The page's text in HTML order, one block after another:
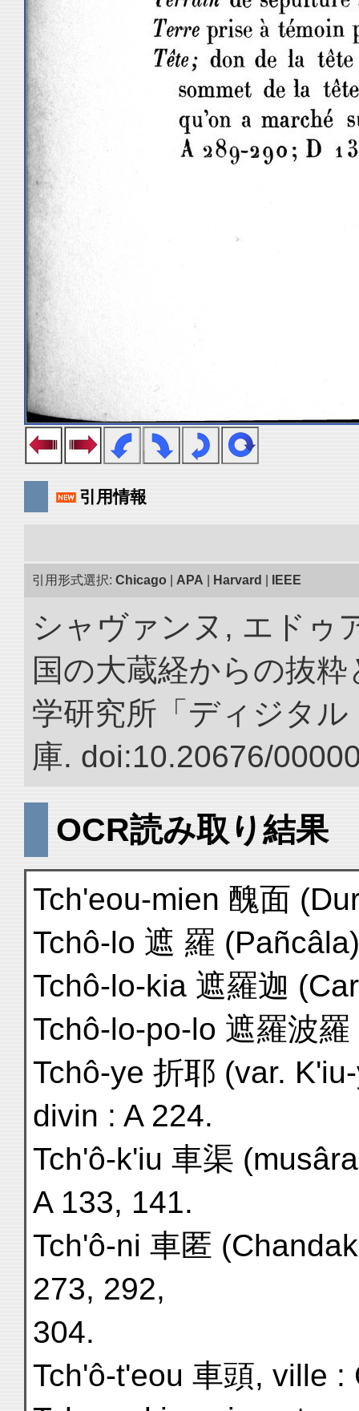
引用情報
引用形式選択: Chicago APA Harvard IEEE
シャヴァンヌ, エドゥ
国の大蔵経からの抜
学研究所「ディジタ
庫. doi:10.20676/
OCR読み取り結果
Tch'eou-mien 醜面
Tchô-lo 遮 羅
Tchô-lo-kia 遮羅迦
Tchô-lo-po-lo 遮羅波
Tchô-ye 折耶 (var.
divin : A 224.
Tch'ô-k'iu 車渠
A 133, 141.
Tch'ô-ni 車匿
273, 292,
304.
Tch'ô-t'eou 車頭, ville :